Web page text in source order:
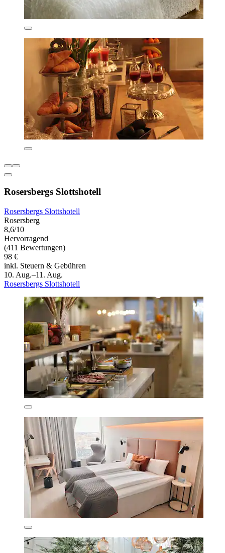
Rosersbergs Slottshotell
Rosersbergs Slottshotell
Rosersberg
8,6/10
Hervorragend
(411 Bewertungen)
98 €
inkl. Steuern & Gebühren
10. Aug.–11. Aug.
Rosersbergs Slottshotell